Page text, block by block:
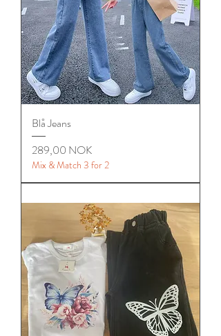
Blå Jeans
Цена
289,00 NOK
Mix & Match 3 for 2